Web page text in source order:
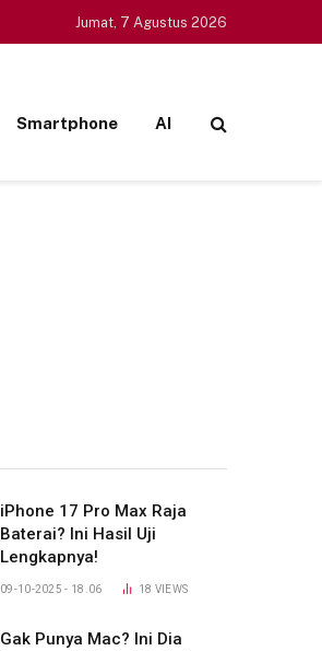
Jumat, 7 Agustus 2026
Smartphone AI
iPhone 17 Pro Max Raja
Baterai? Ini Hasil Uji
Lengkapnya!
09-10-2025 - 18.06 18 VIEWS
Gak Punya Mac? Ini Dia